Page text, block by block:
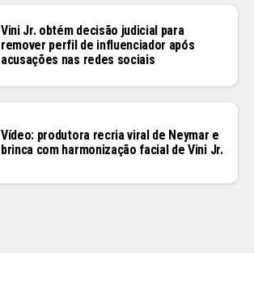
Vini Jr. obtém decisão judicial para
remover perfil de influenciador após
acusações nas redes sociais
Vídeo: produtora recria viral de Neymar e
brinca com harmonização facial de Vini Jr.